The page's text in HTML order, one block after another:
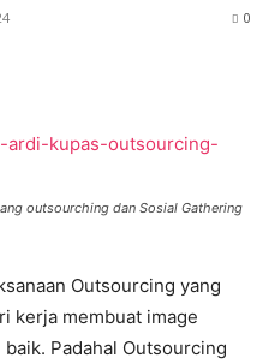
0
outsourching dan Sosial Gathering
Outsourcing yang
kerja membuat image
Padahal Outsourcing